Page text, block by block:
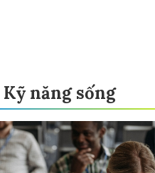
năng sống